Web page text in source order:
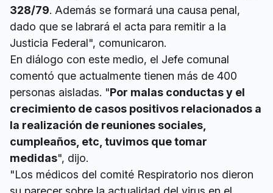
328/79. Además se formará una causa penal,
dado que se labrará el acta para remitir a la
Justicia Federal", comunicaron.
En diálogo con este medio, el Jefe comunal
comentó que actualmente tienen más de 400
personas aisladas. "Por malas conductas y el
crecimiento de casos positivos relacionados a
la realización de reuniones sociales,
cumpleaños, etc, tuvimos que tomar
medidas", dijo.
"Los médicos del comité Respiratorio nos dieron